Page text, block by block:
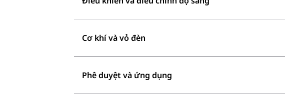
Cơ khí và vỏ đèn
Phê duyệt và ứng dụng